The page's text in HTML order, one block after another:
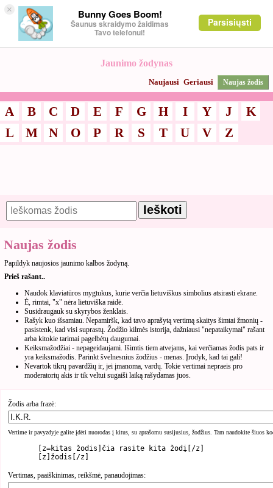
× Bunny Goes Boom!
Šaunus skraidymo žaidimas
Tavo telefonui!
Parsisiųsti
Jaunimo žodynas
Naujausi Geriausi Naujas žodis
A B C D E F G H I Y J
K
L
M N O P R S T U V Z
Naujas žodis
Papildyk naujosios jaunimo kalbos žodyną.
Prieš rašant..
Naudok klaviatūros mygtukus, kurie verčia lietuviškus simbolius atsirasti ekrane.
Ė, rimtai, "x" nėra lietuviška raidė.
Susidraugauk su skyrybos ženklais.
Rašyk kuo išsamiau. Nepamiršk, kad tavo aprašytą vertimą skaitys šimtai žmonių -
pasistenk, kad visi suprastų. Žodžio kilmės istorija, dažniausi "nepataikymai" rašant
arba kitokie tarimai pagelbėtų daugumai.
Keiksmažodžiai - nepageidaujami. Išimtis tiem atvejams, kai verčiamas žodis pats ir
yra keiksmažodis. Parinkt švelnesnius žodžius - menas. Įrodyk, kad tai gali!
Nevartok tikrų pavardžių ir, jei įmanoma, vardų. Tokie vertimai nepraeis pro
moderatorių akis ir tik veltui sugaiši laiką rašydamas juos.
Žodis arba frazė:
Vertime ir pavyzdyje galite įdėti nuorodas į kitus, su aprašomu susijusius, žodžius. Tam naudokite šiuos
Vertimas, paaiškinimas, reikšmė, panaudojimas: